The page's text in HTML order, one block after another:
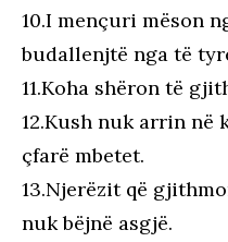
10.I mençuri mëson
budallenjtë nga të
11.Koha shëron të
12.Kush nuk arrin në
çfarë mbetet.
13.Njerëzit që
nuk bëjnë asgjë.